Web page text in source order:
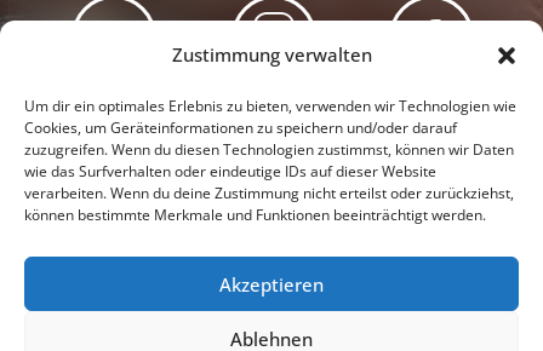
Zustimmung verwalten
Um dir ein optimales Erlebnis zu bieten, verwenden wir Technologien wie
Cookies, um Geräteinformationen zu speichern und/oder darauf
zuzugreifen. Wenn du diesen Technologien zustimmst, können wir Daten
wie das Surfverhalten oder eindeutige IDs auf dieser Website
verarbeiten. Wenn du deine Zustimmung nicht erteilst oder zurückziehst,
können bestimmte Merkmale und Funktionen beeinträchtigt werden.
Akzeptieren
Ablehnen
Newsletter Podcast Facebook
Datenschutzerklärung